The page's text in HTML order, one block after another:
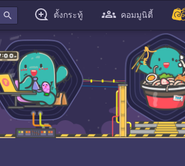
search ตั้งกระทู้ คอมมูนิตี้